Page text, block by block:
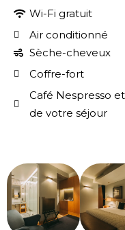
Wi-Fi gratuit
Air conditionné
Sèche-cheveux
Coffre-fort
Café Nespresso
de votre séjour